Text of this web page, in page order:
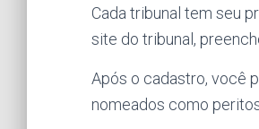
Cada tribunal tem seu
site do tribunal,
Após o cadastro, você
nomeados como